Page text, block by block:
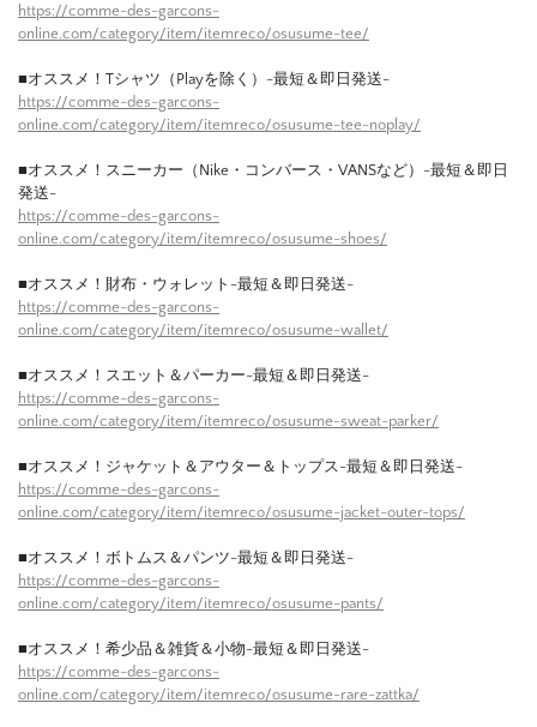
https://comme-des-garcons-
online.com/category/item/itemreco/osusume-tee/
■オススメ！Tシャツ（Playを除く）-最短＆即日発送-
https://comme-des-garcons-
online.com/category/item/itemreco/osusume-tee-noplay/
■オススメ！スニーカー（Nike・コンバース・VANSなど）-最短＆即日
発送-
https://comme-des-garcons-
online.com/category/item/itemreco/osusume-shoes/
■オススメ！財布・ウォレット-最短＆即日発送-
https://comme-des-garcons-
online.com/category/item/itemreco/osusume-wallet/
■オススメ！スエット＆パーカー-最短＆即日発送-
https://comme-des-garcons-
online.com/category/item/itemreco/osusume-sweat-parker/
■オススメ！ジャケット＆アウター＆トップス-最短＆即日発送-
https://comme-des-garcons-
online.com/category/item/itemreco/osusume-jacket-outer-tops/
■オススメ！ボトムス＆パンツ-最短＆即日発送-
https://comme-des-garcons-
online.com/category/item/itemreco/osusume-pants/
■オススメ！希少品＆雑貨＆小物-最短＆即日発送-
https://comme-des-garcons-
online.com/category/item/itemreco/osusume-rare-zattka/